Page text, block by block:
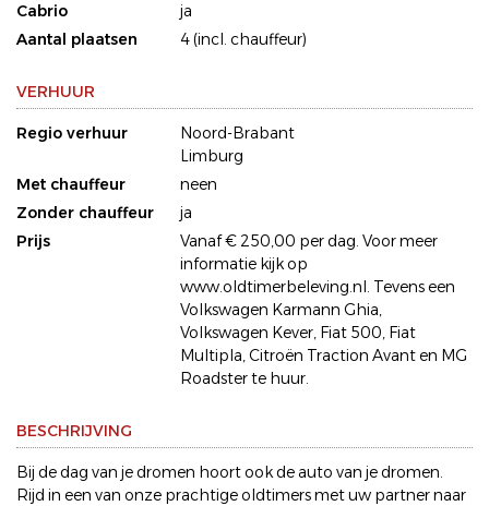
Cabrio
ja
Aantal plaatsen
4 (incl. chauffeur)
VERHUUR
Regio verhuur
Noord-Brabant
Limburg
Met chauffeur
neen
Zonder chauffeur
ja
Prijs
Vanaf € 250,00 per dag. Voor meer
informatie kijk op
www.oldtimerbeleving.nl. Tevens een
Volkswagen Karmann Ghia,
Volkswagen Kever, Fiat 500, Fiat
Multipla, Citroën Traction Avant en MG
Roadster te huur.
BESCHRIJVING
Bij de dag van je dromen hoort ook de auto van je dromen.
Rijd in een van onze prachtige oldtimers met uw partner naar